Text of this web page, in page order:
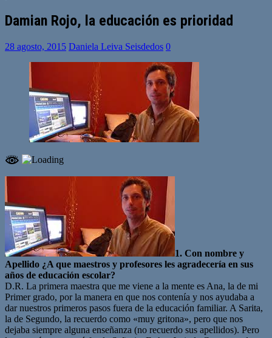
Damian Rojo, la educación es prioridad
28 agosto, 2015 Daniela Leiva Seisdedos 0
1. Con nombre y
Apellido ¿A que maestros y profesores les agradecería en sus
años de educación escolar?
D.R. La primera maestra que me viene a la mente es Ana, la de mi
Primer grado, por la manera en que nos contenía y nos ayudaba a
dar nuestros primeros pasos fuera de la educación familiar. A Sarita,
la de Segundo, la recuerdo como «muy gritona», pero que nos
dejaba siempre alguna enseñanza (no recuerdo sus apellidos). Pero